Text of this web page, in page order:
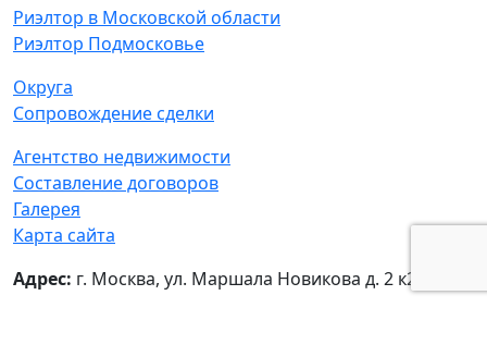
Риэлтор в Московской области
Риэлтор Подмосковье
Округа
Сопровождение сделки
Агентство недвижимости
Составление договоров
Галерея
Карта сайта
Адрес: г. Москва, ул. Маршала Новикова д. 2 к2